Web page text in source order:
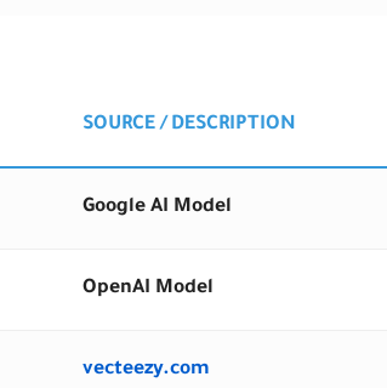
SOURCE / DESCRIPTION
Google AI Model
OpenAI Model
vecteezy.com